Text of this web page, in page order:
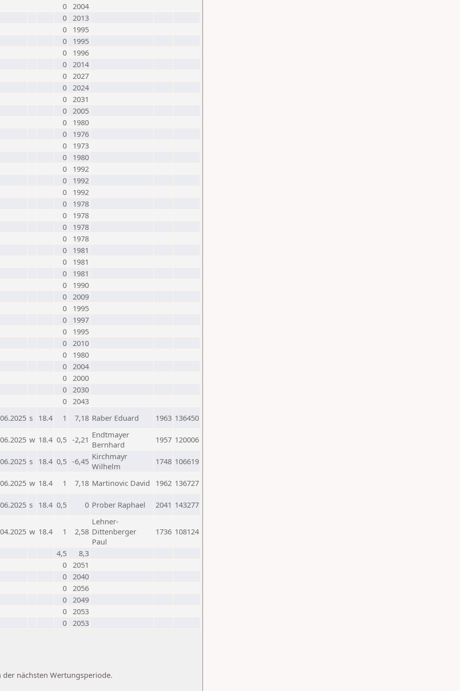
0 2004
0 2013
0
1995
0
1995
0
1996
0 2014
0 2027
0 2024
0 2031
0 2005
0
1980
0
1976
0
1973
0
1980
0
1992
0
1992
0
1992
0
1978
0
1978
0
1978
0
1978
0
1981
0
1981
0
1981
0
1990
0 2009
0
1995
0
1997
0
1995
0 2010
0
1980
0 2004
0 2000
0 2030
0 2043
s 18.4 1 7,18 Raber Eduard 1963 136450
w 18.4 0,5 -2,21 Endtmayer
Bernhard
1957 120006
s 18.4 0,5 -6,45 Kirchmayr
Wilhelm
1748 106619
w 18.4 1 7,18 Martinovic David 1962 136727
s 18.4 0,5 0 Prober Raphael 2041 143277
w 18.4 1 2,58
Lehner-
Dittenberger
Paul
1736 108124
4,5
8,3
0 2051
0 2040
0 2056
0 2049
0 2053
0 2053
nächsten Wertungsperiode.